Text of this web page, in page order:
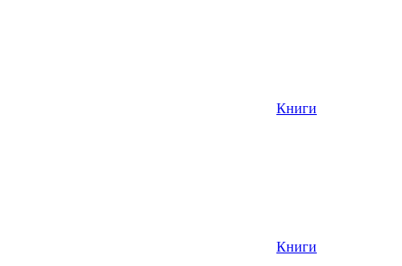
Книги
Книги